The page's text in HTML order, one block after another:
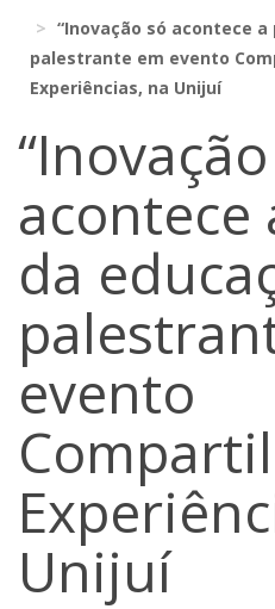
“Inovação só acontece
palestrante em evento
Experiências, na Unijuí
da
evento
Unijuí